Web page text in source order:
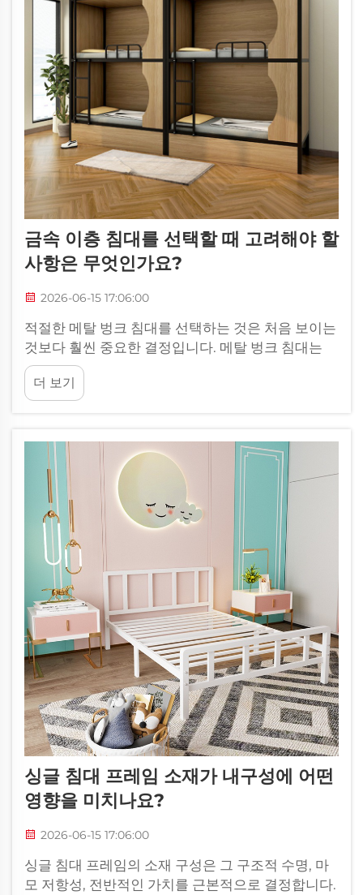
금속 이층 침대를 선택할 때 고려해야 할
사항은 무엇인가요?
2026-06-15 17:06:00
적절한 메탈 벙크 침대를 선택하는 것은 처음 보이는
것보다 훨씬 중요한 결정입니다. 메탈 벙크 침대는
자녀의 침실, 공동 거주 기숙사, 휴가용 숙소 등을 꾸
미는 경우에도 공간, 쾌적함, 안전성을 위한 장기적
인 투자입니다...
더 보기
싱글 침대 프레임 소재가 내구성에 어떤
영향을 미치나요?
2026-06-15 17:06:00
싱글 침대 프레임의 소재 구성은 그 구조적 수명, 마
모 저항성, 전반적인 가치를 근본적으로 결정합니다.